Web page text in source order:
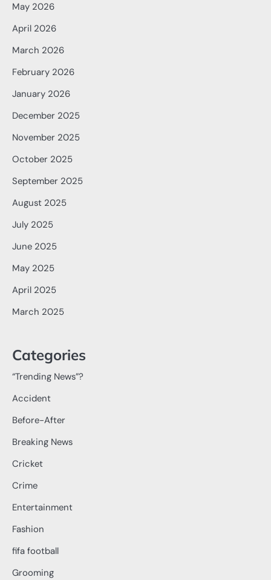
May 2026
April 2026
March 2026
February 2026
January 2026
December 2025
November 2025
October 2025
September 2025
August 2025
July 2025
June 2025
May 2025
April 2025
March 2025
Categories
“Trending News”?
Accident
Before-After
Breaking News
Cricket
Crime
Entertainment
Fashion
fifa football
Grooming